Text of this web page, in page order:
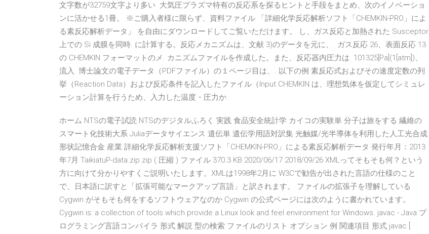
文字数が32759文字より多い 大気圧プラズマ特有の反応系を探るヒントと手段をまとめ、次のイノベーショ
ンに活かせる1冊。 ※ご購入者様に限らず、資料ファイル 「詳細化学反応解析ソフト「CHEMKIN-PRO」によ
る素反応解析データ」 を自由にダウンロードしてご覧いただけます。 し、ガス反応と加熱された Susceptor
上での Si 成膜を同時. に計算する。反応メカニズムは、文献 3)のデータを元に、. ガス反応 26、表面反応 13
の CHEMKIN フォーマットのメ. カニズムファイルを作成した。また、反応器内圧力は. 101325[Pa](1[atm])、
流入 博士論文の電子データ（PDFファイル）の１ページ目は、. 以下の例 素反応式およびその速度定数の列
挙（Reaction Data）および反応条件を記入したファイル（Input CHEMKIN は、理想気体を仮定してシミュレ
ーション計算を行うため、入力した温度・圧力か.
ホーム NTSの電子試読 NTSのデジタルふろく 実践 食品安全統計学 カイコの実験単 分子は旅をする 繊維の
スマート化技術大系 Juliaデータサイエンス 遺伝単 遺伝学用語対訳集 光触媒/光半導体を利用した人工光合成
形状記憶合金 産業 詳細化学反応解析支援ソフト「CHEMKIN-PRO」による素反応解析データ 発行年月：2013
年7月 TaikiatuP-data.zip zip ( 圧縮 ) ファイル 370.3 KB 2020/06/17 2018/09/26 XMLってそもそも何？という
方に向けて分かりやすくご説明いたします。XMLは1998年2月に W3Cで勧告が出された言語の仕様のこと
で、日本語に訳すと「拡張可能なマークアップ言語」と訳されます。 ファイルの拡張子を理解している
Cygwin がそもそも何をするソフトウェアなのか Cygwin の公式ページには次のように書かれています。
Cygwin is: a collection of tools which provide a Linux look and feel environment for Windows. javac - Java プ
ログラミング言語コンパイラ 形式 解説 型の検索 ファイルのリスト オプション 例 関連項目 形式 javac [